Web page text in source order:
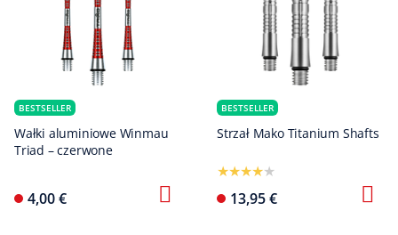
BESTSELLER
Wałki aluminiowe Winmau
Triad – czerwone
4,00 €
BESTSELLER
Strzał Mako Titanium Shafts
13,95 €